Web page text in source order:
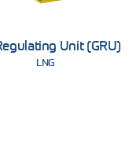
Unit (GRU)
LNG